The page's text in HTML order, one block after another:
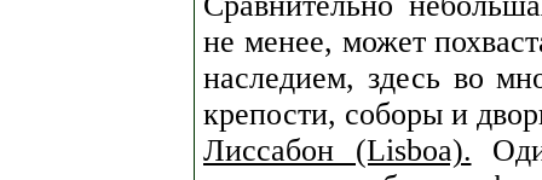
не менее, может
наследием, здесь во
крепости, соборы и
Лиссабон (Lisboa).